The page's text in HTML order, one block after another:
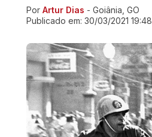
Ir direto pra matéria
Por Artur Dias - Goiânia, GO
Publicado em: 30/03/2021 19:48